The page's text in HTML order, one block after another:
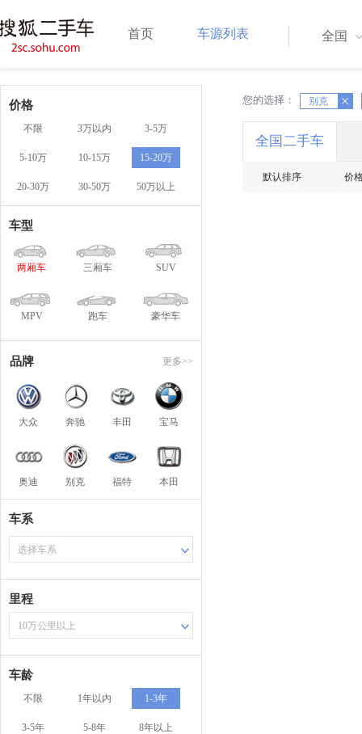
首页 车源列表 全国
价格
不限 3万以内 3-5万
5-10万 10-15万 15-20万
20-30万 30-50万 50万以上
车型
两厢车 三厢车 SUV
MPV 跑车 豪华车
品牌 更多>>
大众 奔驰 丰田 宝马
奥迪 别克 福特 本田
车系
选择车系
里程
10万公里以上
车龄
不限 1年以内 1-3年
3-5年 5-8年 8年以上
您的选择： 别克
X X
全国二手车
默认排序 价